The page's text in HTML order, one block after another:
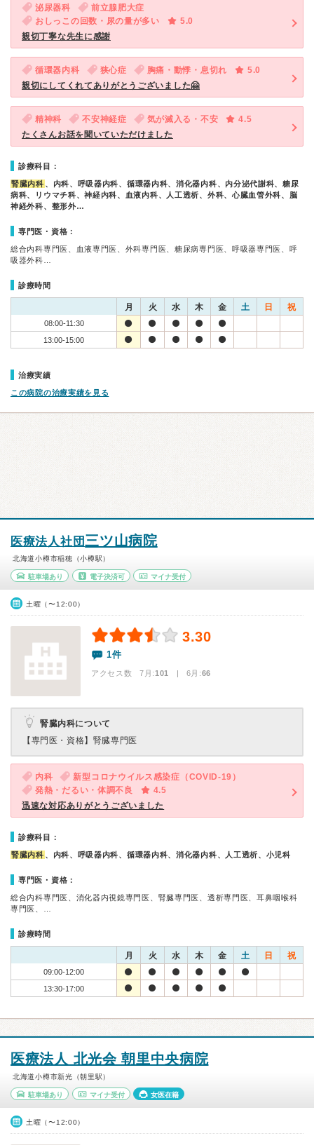
泌尿器科
前立腺肥大症
おしっこの回数・尿の量が多い
5.0
親切丁寧な先生に感謝
循環器内科 狭心症 胸痛・動悸・息切れ
5.0
親切にしてくれてありがとうございました🤗
精神科 不安神経症 気が滅入る・不安
4.5
たくさんお話を聞いていただけました
診療科目：
腎臓内科 、内科、呼吸器内科、循環器内科、消化器内科、内分泌代謝科、糖尿
病科、リウマチ科、神経内科、血液内科、人工透析、外科、心臓血管外科、脳
神経外科、整形外…
専門医・資格：
総合内科専門医、血液専門医、外科専門医、糖尿病専門医、呼吸器専門医、呼
吸器外科…
診療時間
月 火 水 木 金 土 日 祝
08:00-11:30
13:00-15:00
治療実績
この病院の治療実績を見る
医療法人社団三ツ山病院
北海道小樽市稲穂（小樽駅）
駐車場あり 電子決済可 マイナ受付
土曜（〜12:00）
3.30
1件
アクセス数 7月:101 | 6月:66
腎臓内科について
【専門医・資格】 腎臓専門医
内科
新型コロナウイルス感染症（COVID-19）
発熱・だるい・体調不良
4.5
迅速な対応ありがとうございました
診療科目：
腎臓内科 、内科、呼吸器内科、循環器内科、消化器内科、人工透析、小児科
専門医・資格：
総合内科専門医、消化器内視鏡専門医、腎臓専門医、透析専門医、耳鼻咽喉科
専門医、…
診療時間
月 火 水 木 金 土 日 祝
09:00-12:00
13:30-17:00
医療法人 北光会 朝里中央病院
北海道小樽市新光（朝里駅）
駐車場あり マイナ受付 女医在籍
土曜（〜12:00）